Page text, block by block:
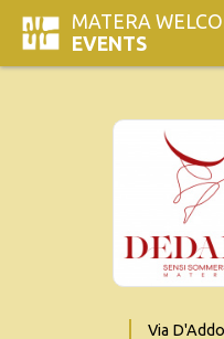
MATERA
EVENTS
Via